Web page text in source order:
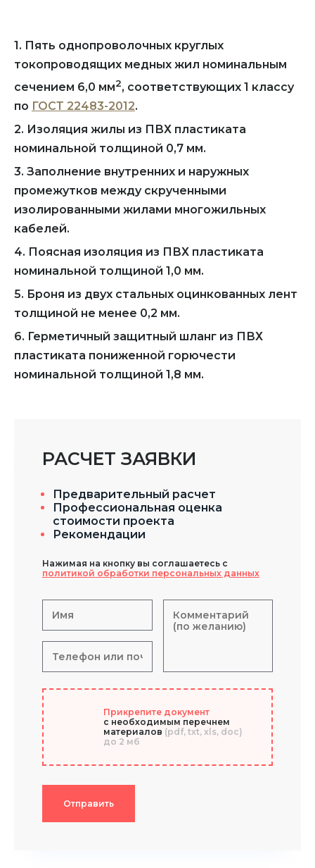
1. Пять однопроволочных круглых
токопроводящих медных жил номинальным
сечением 6,0 мм2, соответствующих 1 классу
по ГОСТ 22483-2012.
2. Изоляция жилы из ПВХ пластиката
номинальной толщиной 0,7 мм.
3. Заполнение внутренних и наружных
промежутков между скрученными
изолированными жилами многожильных
кабелей.
4. Поясная изоляция из ПВХ пластиката
номинальной толщиной 1,0 мм.
5. Броня из двух стальных оцинкованных лент
толщиной не менее 0,2 мм.
6. Герметичный защитный шланг из ПВХ
пластиката пониженной горючести
номинальной толщиной 1,8 мм.
РАСЧЕТ ЗАЯВКИ
Предварительный расчет
Профессиональная оценка
стоимости проекта
Рекомендации
Нажимая на кнопку вы соглашаетесь с
политикой обработки персональных данных
Прикрепите документ
с необходимым перечнем
материалов (pdf, txt, xls, doc)
до 2 мб
Отправить